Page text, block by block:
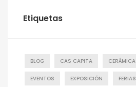
Etiquetas
BLOG CAS CAPITA CERÁMICA
EVENTOS EXPOSICIÓN FERIAS